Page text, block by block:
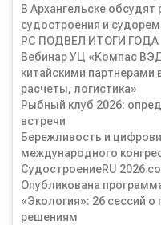
В Архангельске обсудят
судостроения и
РС ПОДВЕЛ ИТОГИ ГОДА
Вебинар УЦ «Компас
китайскими партнерами
расчеты, логистика»
Рыбный клуб 2026:
встречи
Бережливость и
международного
СудостроениеRU 2026
Опубликована
«Экология»: 26 сессий о
решениям